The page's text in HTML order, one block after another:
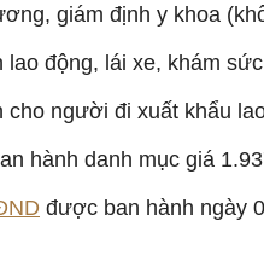
giám định y khoa
động, lái xe, khám
người đi xuất khẩu
hành danh mục giá
được ban hành ngày